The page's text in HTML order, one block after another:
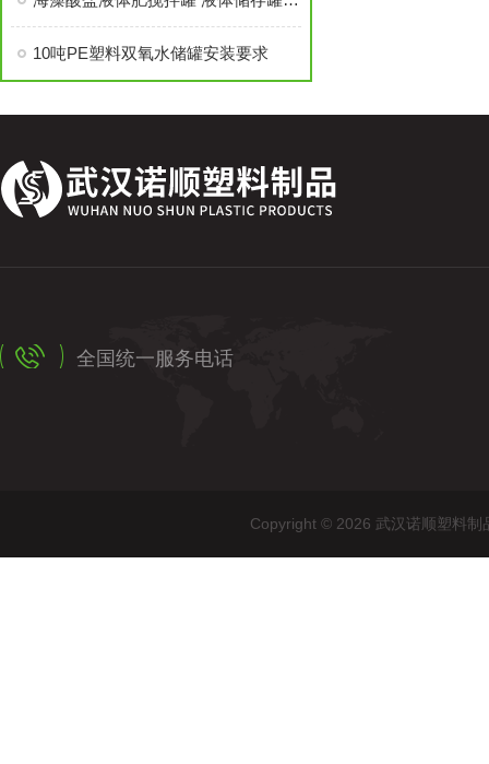
10吨PE塑料双氧水储罐安装要求
全国统一服务电话
Copyright © 2026 武汉诺顺塑料